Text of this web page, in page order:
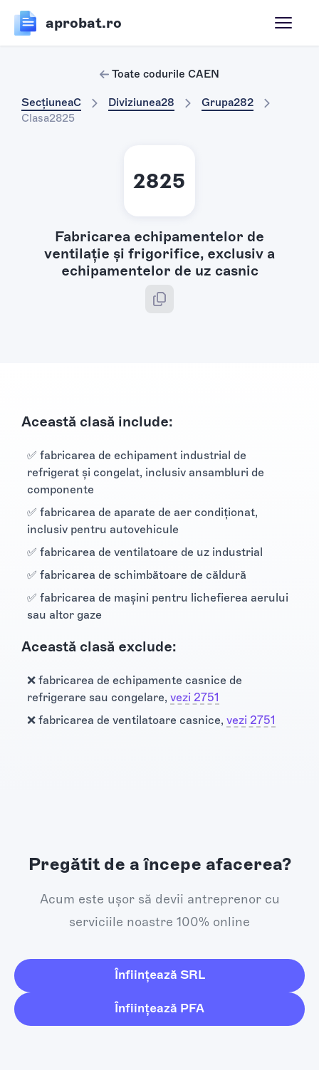
aprobat.ro
Toate codurile CAEN
SecțiuneaC Diviziunea28 Grupa282
Clasa2825
2825
Fabricarea echipamentelor de
ventilaţie şi frigorifice, exclusiv a
echipamentelor de uz casnic
Această clasă include:
✅ fabricarea de echipament industrial de
refrigerat şi congelat, inclusiv ansambluri de
componente
✅ fabricarea de aparate de aer condiţionat,
inclusiv pentru autovehicule
✅ fabricarea de ventilatoare de uz industrial
✅ fabricarea de schimbătoare de căldură
✅ fabricarea de maşini pentru lichefierea aerului
sau altor gaze
Această clasă exclude:
❌ fabricarea de echipamente casnice de
refrigerare sau congelare, vezi 2751
❌ fabricarea de ventilatoare casnice, vezi 2751
Pregătit de a începe afacerea?
Acum este ușor să devii antreprenor cu
serviciile noastre 100% online
Înființează SRL
Înființează PFA